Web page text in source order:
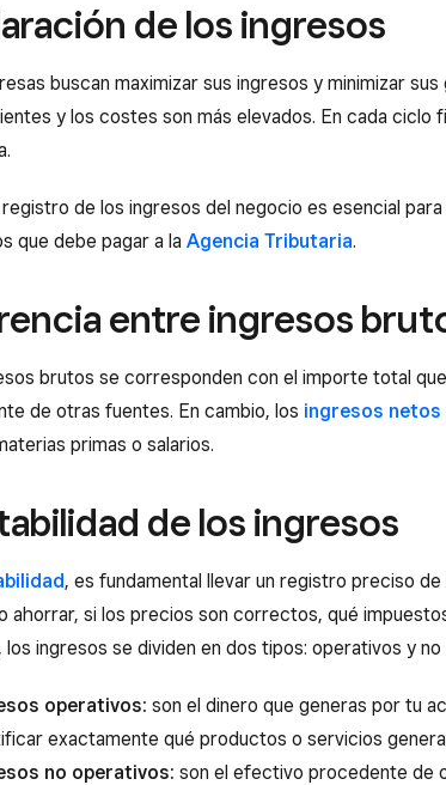
de los ingresos
buscan maximizar sus ingresos y minimizar
y los costes son más elevados. En cada ciclo
registro de los ingresos del negocio es esencial
que debe pagar a la Agencia Tributaria.
entre ingresos
brutos se corresponden con el importe total
de otras fuentes. En cambio, los ingresos netos
primas o salarios.
de los ingresos
, es fundamental llevar un registro preciso
ahorrar, si los precios son correctos, qué
los ingresos se dividen en dos tipos: operativos y
operativos: son el dinero que generas por tu
exactamente qué productos o servicios
no operativos: son el efectivo procedente de